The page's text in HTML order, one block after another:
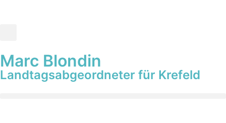
Marc Blondin
Landtagsabgeordneter für Krefeld